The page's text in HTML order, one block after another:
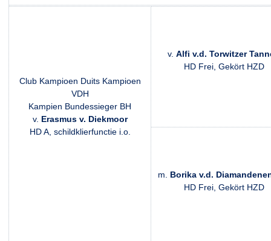
Club Kampioen Duits Kampioen
VDH
Kampien Bundessieger BH
v. Erasmus v. Diekmoor
HD A, schildklierfunctie i.o.
v. Alfi v.d. Torwitzer
HD Frei, Gekört HZD
m. Borika v.d.
HD Frei, Gekört HZD